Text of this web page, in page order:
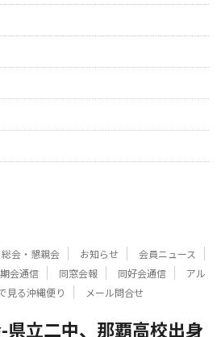
総会・懇親会 お知らせ
会員ニュース
会通信 同窓会報 同好会通信
アル
見る沖縄便り メール問合せ
県立二中、那覇高校出身